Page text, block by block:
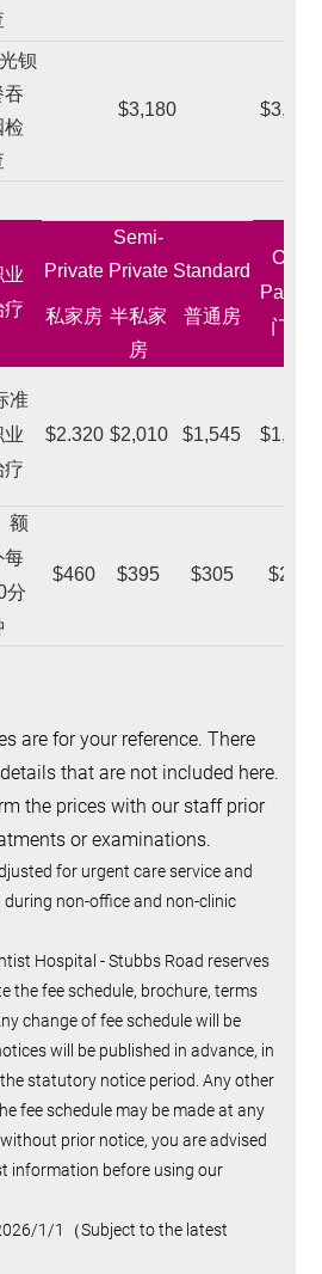
钡
吞
检
$3,180 $3,180
业
疗
Private
私家房
Semi-
Private
半私家
房
Standard
普通房
Out-
Patient
门诊
准
业
疗
$2.320 $2,010 $1,545 $1,525
每
分
$460 $395 $305 $280
are for your reference. There
that are not included here.
the prices with our staff prior
or examinations.
for urgent care service and
during non-office and non-clinic
Hospital - Stubbs Road reserves
the fee schedule, brochure, terms
change of fee schedule will be
will be published in advance, in
statutory notice period. Any other
fee schedule may be made at any
prior notice, you are advised
information before using our
1/1 （Subject to the latest